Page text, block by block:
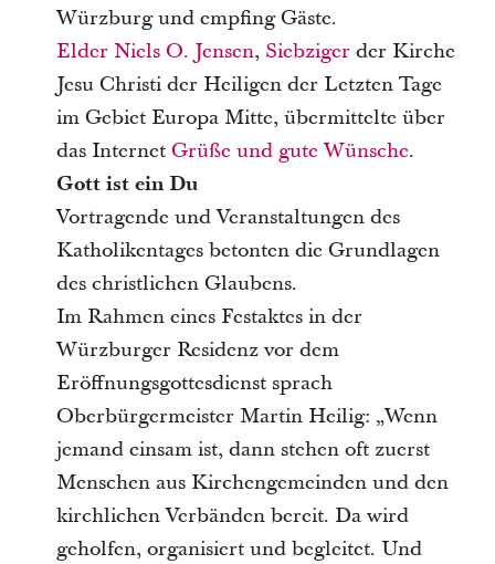
Würzburg und empfing Gäste.
Elder Niels O. Jensen, Siebziger der Kirche
Jesu Christi der Heiligen der Letzten Tage
im Gebiet Europa Mitte, übermittelte über
das Internet Grüße und gute Wünsche.
Gott ist ein Du
Vortragende und Veranstaltungen des
Katholikentages betonten die Grundlagen
des christlichen Glaubens.
Im Rahmen eines Festaktes in der
Würzburger Residenz vor dem
Eröffnungsgottesdienst sprach
Oberbürgermeister Martin Heilig: „Wenn
jemand einsam ist, dann stehen oft zuerst
Menschen aus Kirchengemeinden und den
kirchlichen Verbänden bereit. Da wird
geholfen, organisiert und begleitet. Und